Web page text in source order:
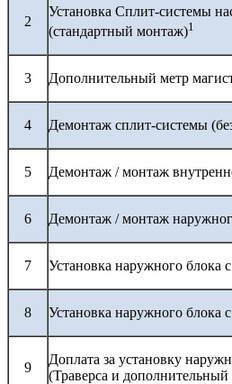
2
Установка Сплит-системы
(стандартный монтаж)1
3 Дополнительный метр
4 Демонтаж сплит-системы
5 Демонтаж / монтаж
6 Демонтаж / монтаж
7 Установка наружного блока
8 Установка наружного блока
9
Доплата за установку
(Траверса и